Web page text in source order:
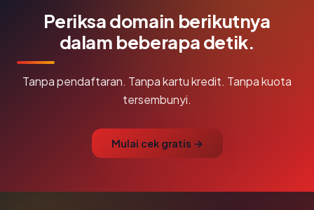
Periksa domain berikutnya
dalam beberapa detik.
Tanpa pendaftaran. Tanpa kartu kredit. Tanpa kuota
tersembunyi.
Mulai cek gratis →